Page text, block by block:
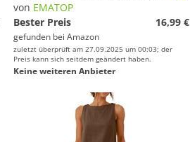
von EMATOP
Bester Preis
16,99 €
gefunden bei Amazon
zuletzt überprüft am 27.09.2025 um 00:03; der
Preis kann sich seitdem geändert haben.
Keine weiteren Anbieter